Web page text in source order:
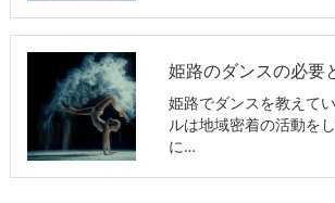
姫路のダンスの必要
姫路でダンスを教えて
ルは地域密着の活動を
に…